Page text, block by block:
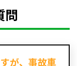
問
が、事故車